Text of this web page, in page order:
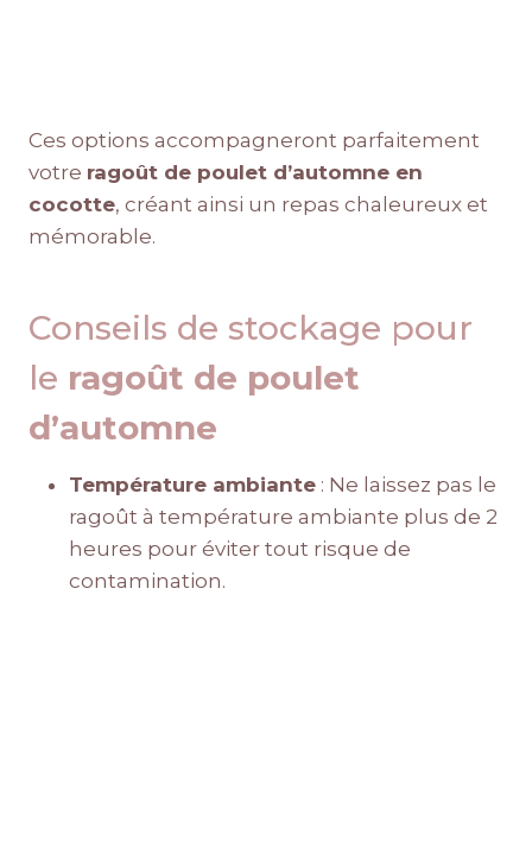
Ces options accompagneront parfaitement
votre ragoût de poulet d’automne en
cocotte, créant ainsi un repas chaleureux et
mémorable.
Conseils de stockage pour
le ragoût de poulet
d’automne
Température ambiante : Ne laissez pas le
ragoût à température ambiante plus de 2
heures pour éviter tout risque de
contamination.